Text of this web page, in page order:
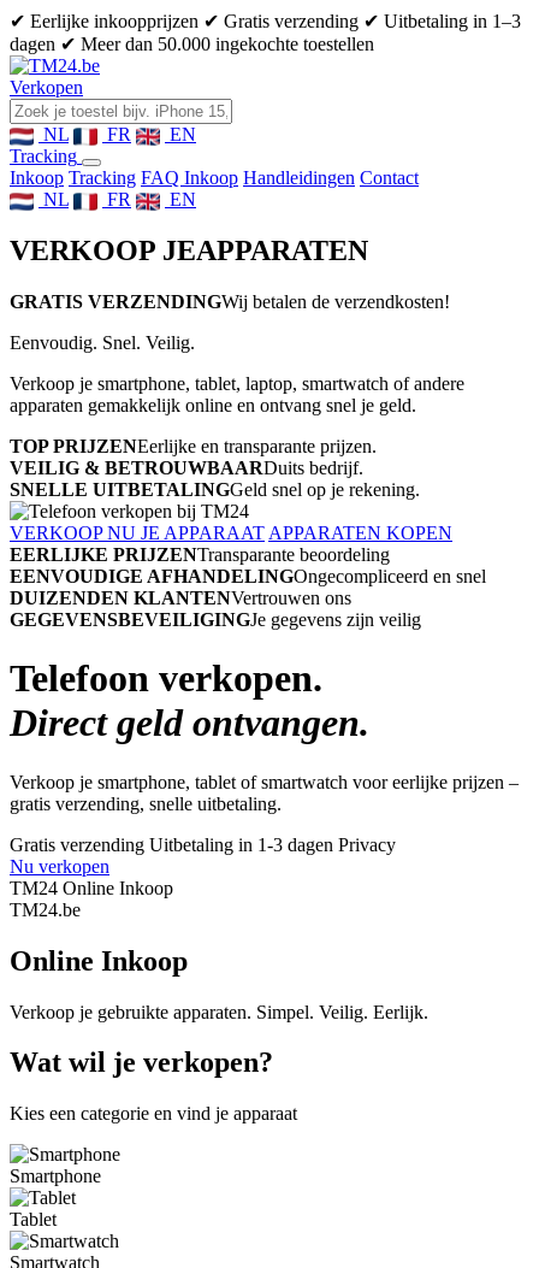
✔ Eerlijke inkoopprijzen ✔ Gratis verzending ✔ Uitbetaling in 1–3
dagen ✔ Meer dan 50.000 ingekochte toestellen
Verkopen
NL FR
EN
Tracking
Inkoop Tracking FAQ Inkoop Handleidingen Contact
NL
FR EN
VERKOOP JEAPPARATEN
GRATIS VERZENDINGWij betalen de verzendkosten!
Eenvoudig. Snel. Veilig.
Verkoop je smartphone, tablet, laptop, smartwatch of andere
apparaten gemakkelijk online en ontvang snel je geld.
TOP PRIJZENEerlijke en transparante prijzen.
VEILIG & BETROUWBAARDuits bedrijf.
SNELLE UITBETALINGGeld snel op je rekening.
VERKOOP NU JE APPARAAT APPARATEN KOPEN
EERLIJKE PRIJZENTransparante beoordeling
EENVOUDIGE AFHANDELINGOngecompliceerd en snel
DUIZENDEN KLANTENVertrouwen ons
GEGEVENSBEVEILIGINGJe gegevens zijn veilig
Telefoon verkopen.
Direct geld ontvangen.
Verkoop je smartphone, tablet of smartwatch voor eerlijke prijzen –
gratis verzending, snelle uitbetaling.
Gratis verzending Uitbetaling in 1-3 dagen Privacy
Nu verkopen
TM24 Online Inkoop
TM24.be
Online Inkoop
Verkoop je gebruikte apparaten. Simpel. Veilig. Eerlijk.
Wat wil je verkopen?
Kies een categorie en vind je apparaat
Smartphone
Tablet
Smartwatch